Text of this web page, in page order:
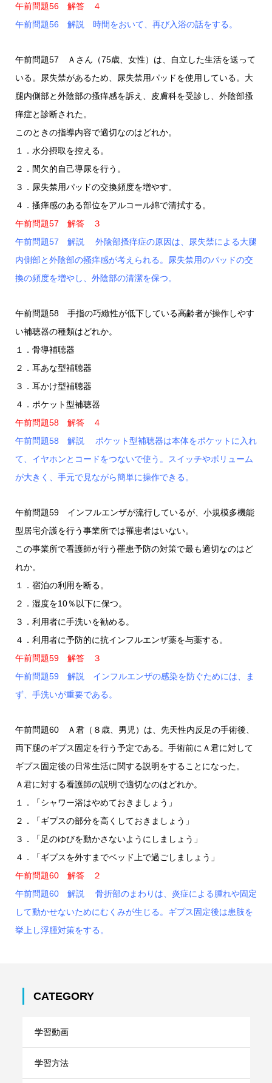
午前問題56 解答 ４
午前問題56 解説 時間をおいて、再び入浴の話をする。
午前問題57 Ａさん（75歳、女性）は、自立した生活を送って
いる。尿失禁があるため、尿失禁用パッドを使用している。大
腿内側部と外陰部の搔痒感を訴え、皮膚科を受診し、外陰部搔
痒症と診断された。
このときの指導内容で適切なのはどれか。
１．水分摂取を控える。
２．間欠的自己導尿を行う。
３．尿失禁用パッドの交換頻度を増やす。
４．搔痒感のある部位をアルコール綿で清拭する。
午前問題57 解答 ３
午前問題57 解説 外陰部搔痒症の原因は、尿失禁による大腿
内側部と外陰部の掻痒感が考えられる。尿失禁用のパッドの交
換の頻度を増やし、外陰部の清潔を保つ。
午前問題58 手指の巧緻性が低下している高齢者が操作しやす
い補聴器の種類はどれか。
１．骨導補聴器
２．耳あな型補聴器
３．耳かけ型補聴器
４．ポケット型補聴器
午前問題58 解答 ４
午前問題58 解説 ポケット型補聴器は本体をポケットに入れ
て、イヤホンとコードをつないで使う。スイッチやボリューム
が大きく、手元で見ながら簡単に操作できる。
午前問題59 インフルエンザが流行しているが、小規模多機能
型居宅介護を行う事業所では罹患者はいない。
この事業所で看護師が行う罹患予防の対策で最も適切なのはど
れか。
１．宿泊の利用を断る。
２．湿度を10％以下に保つ。
３．利用者に手洗いを勧める。
４．利用者に予防的に抗インフルエンザ薬を与薬する。
午前問題59 解答 ３
午前問題59 解説 インフルエンザの感染を防ぐためには、ま
ず、手洗いが重要である。
午前問題60 Ａ君（８歳、男児）は、先天性内反足の手術後、
両下腿のギプス固定を行う予定である。手術前にＡ君に対して
ギプス固定後の日常生活に関する説明をすることになった。
Ａ君に対する看護師の説明で適切なのはどれか。
１．「シャワー浴はやめておきましょう」
２．「ギプスの部分を高くしておきましょう」
３．「足のゆびを動かさないようにしましょう」
４．「ギプスを外すまでベッド上で過ごしましょう」
午前問題60 解答 ２
午前問題60 解説 骨折部のまわりは、炎症による腫れや固定
して動かせないためにむくみが生じる。ギプス固定後は患肢を
挙上し浮腫対策をする。
CATEGORY
学習動画
学習方法